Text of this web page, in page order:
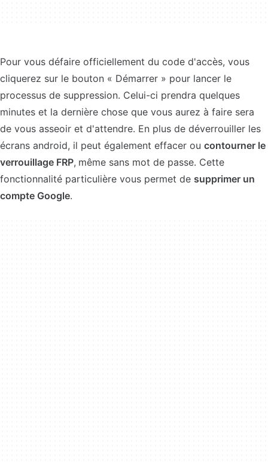
Pour vous défaire officiellement du code d'accès, vous
cliquerez sur le bouton « Démarrer » pour lancer le
processus de suppression. Celui-ci prendra quelques
minutes et la dernière chose que vous aurez à faire sera
de vous asseoir et d'attendre. En plus de déverrouiller les
écrans android, il peut également effacer ou contourner le
verrouillage FRP, même sans mot de passe. Cette
fonctionnalité particulière vous permet de supprimer un
compte Google.